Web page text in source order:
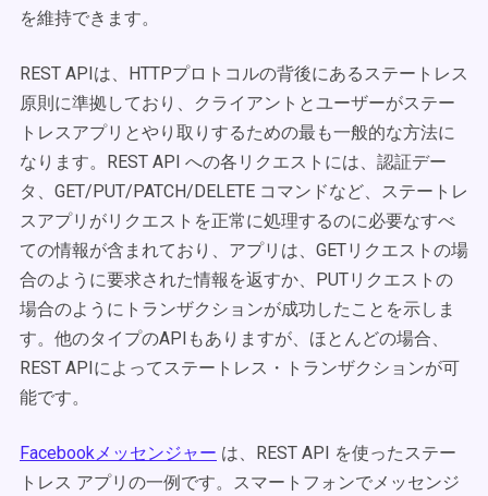
を維持できます。
REST APIは、HTTPプロトコルの背後にあるステートレス
原則に準拠しており、クライアントとユーザーがステー
トレスアプリとやり取りするための最も一般的な方法に
なります。REST API への各リクエストには、認証デー
タ、GET/PUT/PATCH/DELETE コマンドなど、ステートレ
スアプリがリクエストを正常に処理するのに必要なすべ
ての情報が含まれており、アプリは、GETリクエストの場
合のように要求された情報を返すか、PUTリクエストの
場合のようにトランザクションが成功したことを示しま
す。他のタイプのAPIもありますが、ほとんどの場合、
REST APIによってステートレス・トランザクションが可
能です。
Facebookメッセンジャー は、REST API を使ったステー
トレス アプリの一例です。スマートフォンでメッセンジ